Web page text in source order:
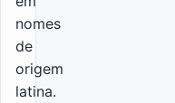
nomes
de
origem
latina.